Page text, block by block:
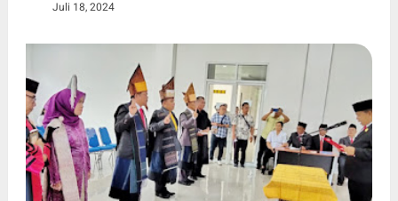
Juli 18, 2024